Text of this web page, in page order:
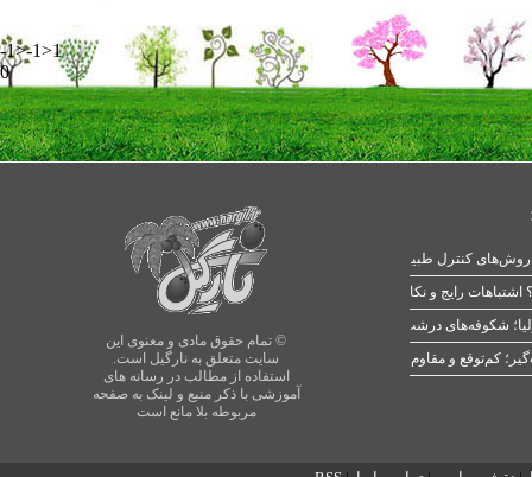
-1>-1>1
0
© تمام حقوق مادی و معنوی این
سایت متعلق به نارگیل است.
استفاده از مطالب در رسانه های
آموزشی با ذکر منبع و لینک به صفحه
مربوطه بلا مانع است
رایج و نکات طلایی
شکوفه‌های درشت در بهار